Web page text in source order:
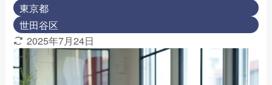
東京都
世田谷区
2025年7月24日